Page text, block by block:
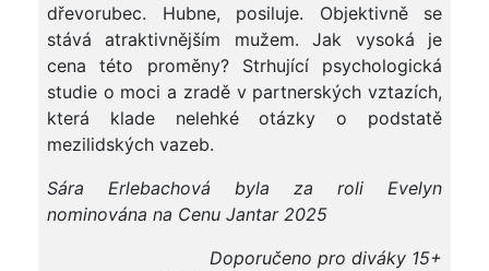
dřevorubec. Hubne, posiluje. Objektivně se
stává atraktivnějším mužem. Jak vysoká je
cena této proměny? Strhující psychologická
studie o moci a zradě v partnerských vztazích,
která klade nelehké otázky o podstatě
mezilidských vazeb.
Sára Erlebachová byla za roli Evelyn
nominována na Cenu Jantar 2025
Doporučeno pro diváky 15+